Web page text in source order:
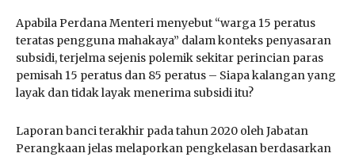
Apabila Perdana Menteri menyebut “warga 15 peratus
teratas pengguna mahakaya” dalam konteks penyasaran
subsidi, terjelma sejenis polemik sekitar perincian paras
pemisah 15 peratus dan 85 peratus – Siapa kalangan yang
layak dan tidak layak menerima subsidi itu?
Laporan banci terakhir pada tahun 2020 oleh Jabatan
Perangkaan jelas melaporkan pengkelasan berdasarkan